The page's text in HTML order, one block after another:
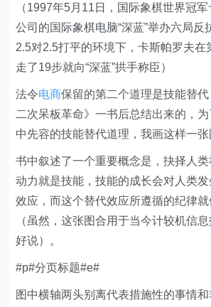
（1997年5月11日，国际象棋世界冠
公司的国际象棋电脑“深蓝”举办六局反
2.5对2.5打平的环境下，卡斯帕罗夫在
走了19步就向“深蓝”拱手称臣）
法令电商保留的第二个道理是技能替
二次呆板革命》一书后总结出来的，
中先容的技能替代道理，我画这样一张
书中叙述了一个重要概念是，抉择人
动力就是技能，技能的成长会对人类
效应，而这个替代效应所遵循的纪律
（虽然，这张图合用于当今计较机信
好说）。
#p#分页标题#e#
图中横轴两头别离代表措施性的事情和